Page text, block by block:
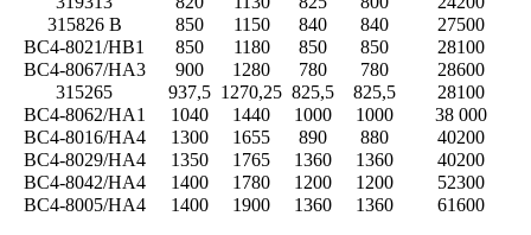
315826 B
850 1150 840 840
27500
BC4-8021/HB1
850 1180 850 850
28100
BC4-8067/HA3
900 1280 780 780
28600
315265
937,5 1270,25 825,5 825,5
28100
BC4-8062/HA1
1040 1440 1000 1000
38 000
BC4-8016/HA4
1300 1655 890 880 40200
BC4-8029/HA4
1350 1765 1360 1360 40200
BC4-8042/HA4
1400 1780 1200 1200 52300
BC4-8005/HA4
1400 1900 1360 1360 61600